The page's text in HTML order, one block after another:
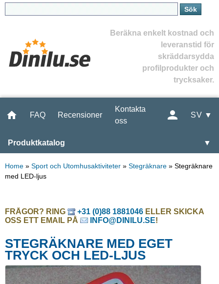
Beräkna enkelt kostnad och
leveranstid för
skräddarsydda
profilprodukter och
trycksaker.
FAQ Recensioner
Kontakta
oss
SV ▼
Produktkatalog ▼
Home » Sport och Utomhusaktiviteter » Stegräknare » Stegräknare
med LED-ljus
FRÅGOR? RING +31 (0)88 1881046 ELLER SKICKA
OSS ETT EMAIL PÅ
INFO@DINILU.SE!
STEGRÄKNARE MED EGET
TRYCK OCH LED-LJUS